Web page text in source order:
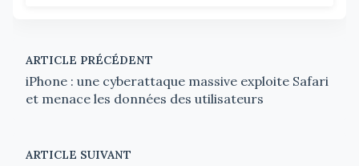
ARTICLE PRÉCÉDENT
iPhone : une cyberattaque massive exploite Safari
et menace les données des utilisateurs
ARTICLE SUIVANT